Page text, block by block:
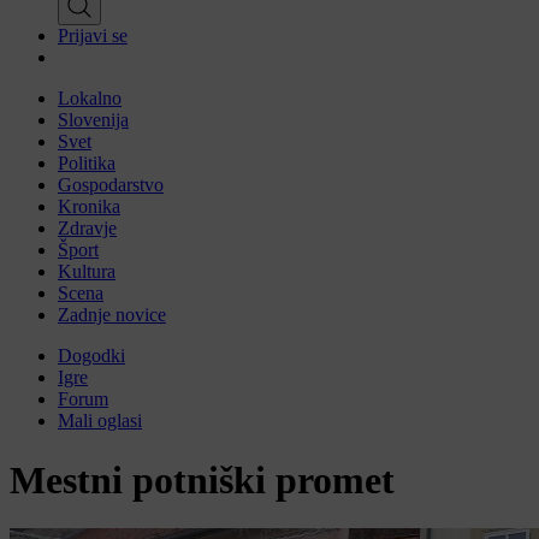
Prijavi se
Lokalno
Slovenija
Svet
Politika
Gospodarstvo
Kronika
Zdravje
Šport
Kultura
Scena
Zadnje novice
Dogodki
Igre
Forum
Mali oglasi
Mestni potniški promet